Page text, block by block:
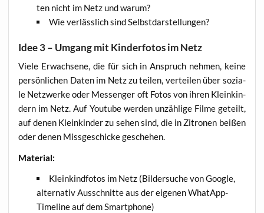
ten nicht im Netz und warum?
Wie ver­läss­lich sind Selbstdarstellungen?
Idee 3 – Umgang mit Kinderfotos im Netz
Vie­le Erwach­se­ne, die für sich in Anspruch neh­men, kei­ne
per­sön­li­chen Daten im Netz zu tei­len, ver­tei­len über sozia­
le Netz­wer­ke oder Mes­sen­ger oft Fotos von ihren Klein­kin­
dern im Netz. Auf You­tube wer­den unzäh­li­ge Fil­me geteilt,
auf denen Klein­kin­der zu sehen sind, die in Zitro­nen bei­ßen
oder denen Miss­ge­schi­cke geschehen.
Mate­ri­al:
Klein­kind­fo­tos im Netz (Bil­der­su­che von Goog­le,
alter­na­tiv Aus­schnit­te aus der eige­nen What­App-
Time­line auf dem Smartphone)